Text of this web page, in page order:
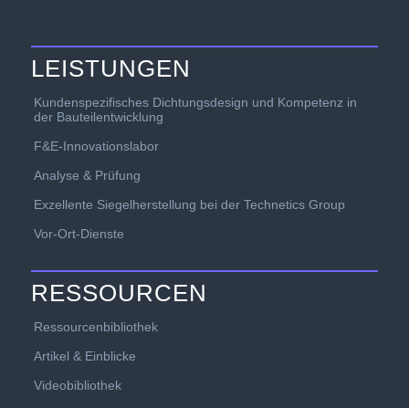
LEISTUNGEN
Kundenspezifisches Dichtungsdesign und Kompetenz in
der Bauteilentwicklung
F&E-Innovationslabor
Analyse & Prüfung
Exzellente Siegelherstellung bei der Technetics Group
Vor-Ort-Dienste
RESSOURCEN
Ressourcenbibliothek
Artikel & Einblicke
Videobibliothek